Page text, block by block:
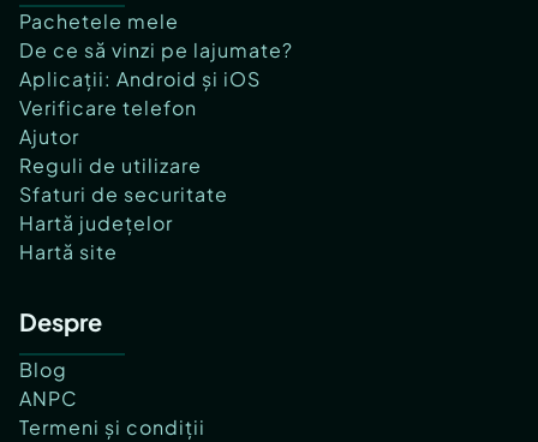
Pachetele mele
De ce să vinzi pe lajumate?
Aplicații: Android și iOS
Verificare telefon
Ajutor
Reguli de utilizare
Sfaturi de securitate
Hartă județelor
Hartă site
Despre
Blog
ANPC
Termeni și condiții